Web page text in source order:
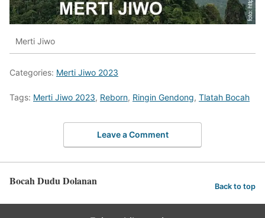
Merti Jiwo
Categories: Merti Jiwo 2023
Tags: Merti Jiwo 2023, Reborn, Ringin Gendong, Tlatah Bocah
Leave a Comment
Bocah Dudu Dolanan Back to top